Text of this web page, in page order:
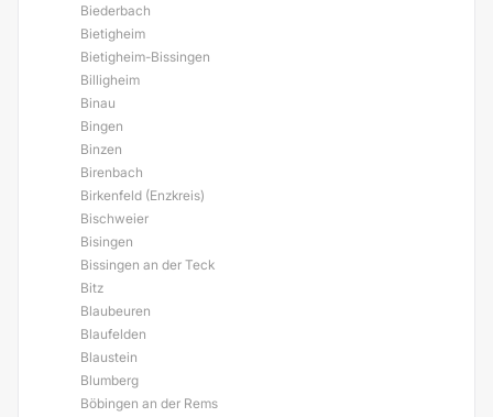
Biederbach
Bietigheim
Bietigheim-Bissingen
Billigheim
Binau
Bingen
Binzen
Birenbach
Birkenfeld (Enzkreis)
Bischweier
Bisingen
Bissingen an der Teck
Bitz
Blaubeuren
Blaufelden
Blaustein
Blumberg
Böbingen an der Rems